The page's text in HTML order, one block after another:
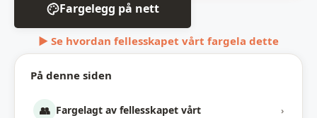
På denne siden
👥 Fargelagt av fellesskapet vårt ›
Fargelegg på nett
▶ Se hvordan fellesskapet vårt fargela dette